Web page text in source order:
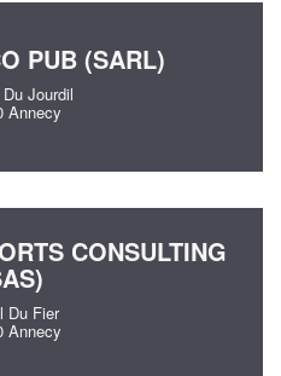
PUB (SARL)
Jourdil
Annecy
CONSULTING
Du Fier
Annecy